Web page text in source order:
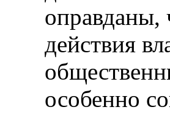
действия
особенно